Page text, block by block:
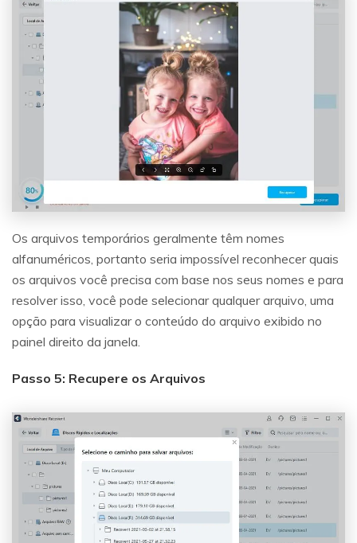
Os arquivos temporários geralmente têm nomes
alfanuméricos, portanto seria impossível reconhecer quais
os arquivos você precisa com base nos seus nomes e para
resolver isso, você pode selecionar qualquer arquivo, uma
opção para visualizar o conteúdo do arquivo exibido no
painel direito da janela.
Passo 5: Recupere os Arquivos